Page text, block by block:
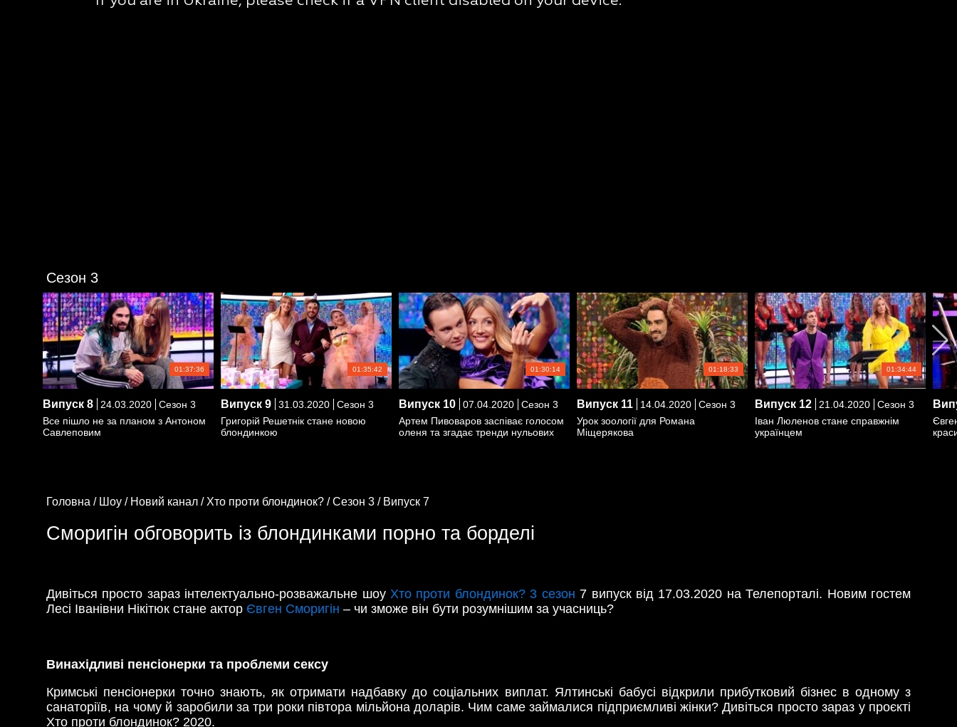
Сезон 3
01:37:36
Випуск 8 24.03.2020
Сезон 3
Все пішло не за планом з Антоном
Савлеповим
01:35:42
Випуск 9 31.03.2020
Сезон 3
Григорій Решетнік стане новою
блондинкою
01:30:14
Випуск 10 07.04.2020
Сезон 3
Артем Пивоваров заспіває голосом
оленя та згадає тренди нульових
01:18:33
Випуск 11 14.04.2020
Сезон 3
Урок зоології для Романа
Міщерякова
01:34:44
Випуск 12 21.04.2020
Сезон 3
Іван Люленов стане справжнім
українцем
Головна / Шоу / Новий канал / Хто проти блондинок? /Сезон 3 / Випуск 7
Сморигін обговорить із блондинками порно та борделі
Дивіться просто зараз інтелектуально-розважальне шоу Хто проти блондинок? 3 сезон 7 випуск від 17.03.2020 на Телепорталі. Новим гостем
Лесі Іванівни Нікітюк стане актор Євген Сморигін – чи зможе він бути розумнішим за учасниць?
Винахідливі пенсіонерки та проблеми сексу
Кримські пенсіонерки точно знають, як отримати надбавку до соціальних виплат. Ялтинські бабусі відкрили прибутковий бізнес в одному з
санаторіїв, на чому й заробили за три роки півтора мільйона доларів. Чим саме займалися підприємливі жінки? Дивіться просто зараз у проєкті
Хто проти блондинок? 2020.